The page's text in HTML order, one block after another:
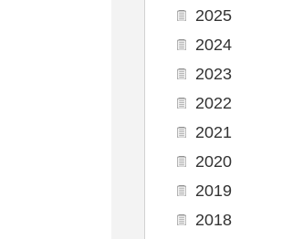
2025
2024
2023
2022
2021
2020
2019
2018